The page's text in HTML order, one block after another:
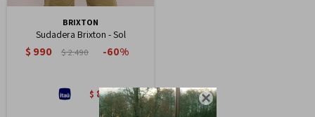

BRIXTON
Sudadera Brixton - Sol
$990 $2.490 60
$ 842